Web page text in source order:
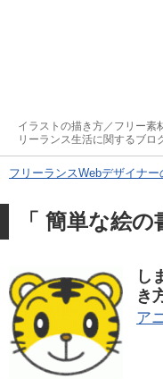
イラストの描き方／フリー素
リーランス生活に関するブロ
フリーランスWebデザイナー
「 簡単な絵
し
き
ア